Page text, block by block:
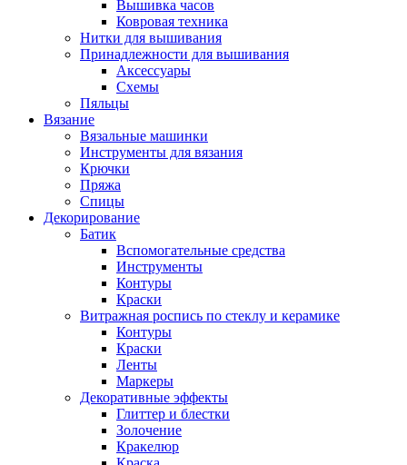
Вышивка часов
Ковровая техника
Нитки для вышивания
Принадлежности для вышивания
Аксессуары
Схемы
Пяльцы
Вязание
Вязальные машинки
Инструменты для вязания
Крючки
Пряжа
Спицы
Декорирование
Батик
Вспомогательные средства
Инструменты
Контуры
Краски
Витражная роспись по стеклу и керамике
Контуры
Краски
Ленты
Маркеры
Декоративные эффекты
Глиттер и блестки
Золочение
Кракелюр